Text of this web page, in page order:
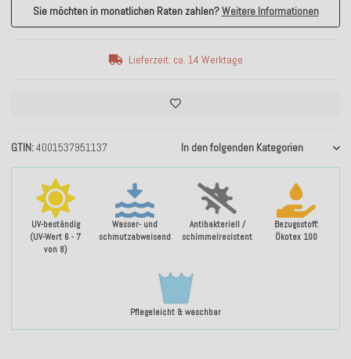
UV-beständig
(UV-Wert 6 - 7
von 8)
Wasser- und
schmutzabweisend
Antibakteriell /
schimmelresistent
Bezugsstoff:
Ökotex 100
Pflegeleicht & waschbar
GTIN 4001537951137 In den folgenden Kategorien
Sie möchten in monatlichen Raten zahlen?Weitere Informationen
Lieferzeit: ca. 14 Werktage